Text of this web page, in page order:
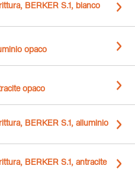
BERKER S.1, bianco
opaco
opaco
BERKER S.1, alluminio
BERKER S.1, antracite